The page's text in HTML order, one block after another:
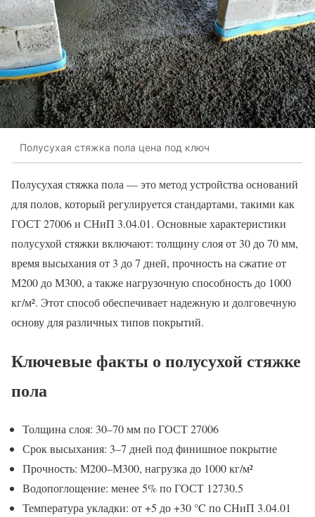
Полусухая стяжка пола цена под ключ
Полусухая стяжка пола — это метод устройства оснований
для полов, который регулируется стандартами, такими как
ГОСТ 27006 и СНиП 3.04.01. Основные характеристики
полусухой стяжки включают: толщину слоя от 30 до 70 мм,
время высыхания от 3 до 7 дней, прочность на сжатие от
М200 до М300, а также нагрузочную способность до 1000
кг/м². Этот способ обеспечивает надежную и долговечную
основу для различных типов покрытий.
Ключевые факты о полусухой стяжке
пола
Толщина слоя: 30–70 мм по ГОСТ 27006
Срок высыхания: 3–7 дней под финишное покрытие
Прочность: М200–М300, нагрузка до 1000 кг/м²
Водопоглощение: менее 5% по ГОСТ 12730.5
Температура укладки: от +5 до +30 °C по СНиП 3.04.01